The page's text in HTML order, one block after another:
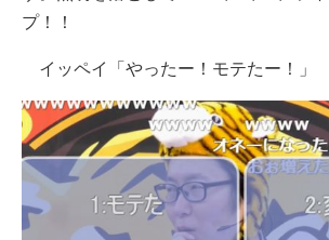
プ！！
イッペイ「やったー！モテたー！」